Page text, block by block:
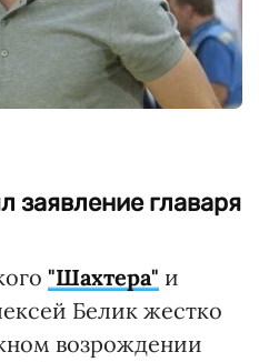
заявление главаря
"Шахтера" и
Белик жестко
возрождении